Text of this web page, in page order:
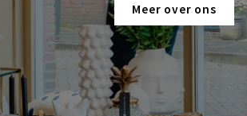
Meer over ons